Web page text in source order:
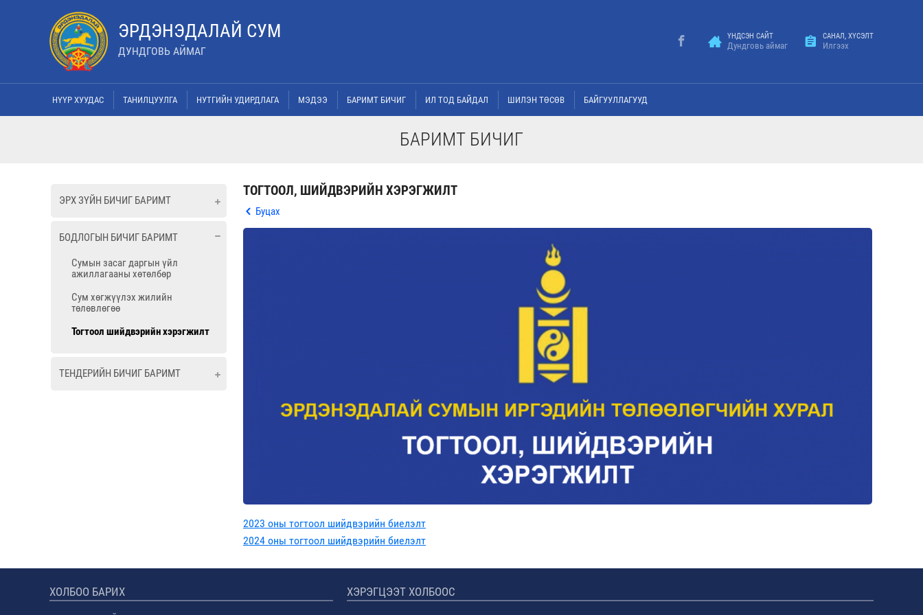
ЭРДЭНЭДАЛАЙ СУМ
ДУНДГОВЬ АЙМАГ
ҮНДСЭН САЙТ
Дундговь аймаг
САНАЛ, ХҮСЭЛТ
Илгээх
НҮҮР ХУУДАС ТАНИЛЦУУЛГА НУТГИЙН УДИРДЛАГА МЭДЭЭ БАРИМТ БИЧИГ ИЛ ТОД БАЙДАЛ ШИЛЭН ТӨСӨВ БАЙГУУЛЛАГУУД
БАРИМТ БИЧИГ
ЭРХ ЗҮЙН БИЧИГ БАРИМТ
БОДЛОГЫН БИЧИГ БАРИМТ
Сумын засаг даргын үйл
ажиллагааны хөтөлбөр
Сум хөгжүүлэх жилийн
төлөвлөгөө
Тогтоол шийдвэрийн хэрэгжилт
ТЕНДЕРИЙН БИЧИГ БАРИМТ
ТОГТООЛ, ШИЙДВЭРИЙН ХЭРЭГЖИЛТ
Буцах
2023 оны тогтоол шийдвэрийн биелэлт
2024 оны тогтоол шийдвэрийн биелэлт
ХОЛБОО БАРИХ ХЭРЭГЦЭЭТ ХОЛБООС